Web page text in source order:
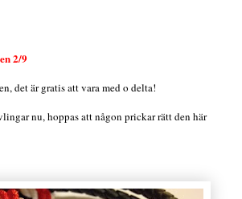
2/9
det är gratis att vara med o delta!
nu, hoppas att någon prickar rätt den här